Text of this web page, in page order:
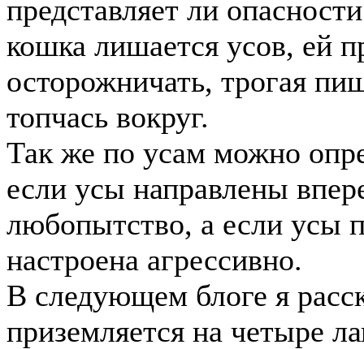
представляет ли
кошка лишается усов, ей
осторожничать, трогая
топчась вокруг.
Так же по усам можно
если усы направлены
любопытство, а если усы
настроена агрессивно.
В следующем блоге я
приземляется на четыре